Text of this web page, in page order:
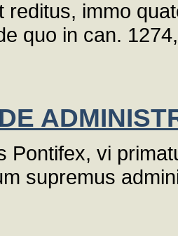
reditus, immo
quo in can.
Pontifex, vi
supremus